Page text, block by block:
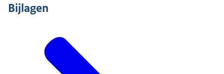
Bijlagen